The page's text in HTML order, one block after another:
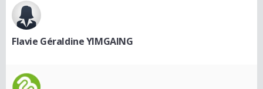
Flavie Géraldine YIMGAING